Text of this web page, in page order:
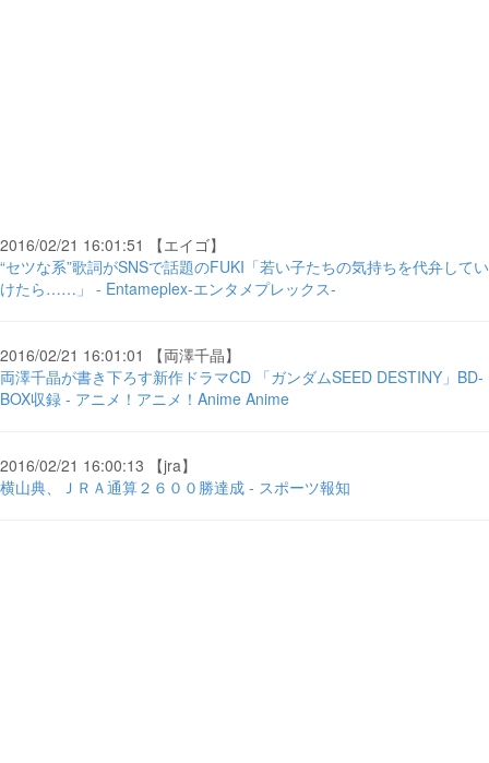
2016/02/21 16:01:51 【エイゴ】
“セツな系”歌詞がSNSで話題のFUKI「若い子たちの気持ちを代弁してい
けたら……」 - Entameplex-エンタメプレックス-
2016/02/21 16:01:01 【両澤千晶】
両澤千晶が書き下ろす新作ドラマCD 「ガンダムSEED DESTINY」BD-
BOX収録 - アニメ！アニメ！Anime Anime
2016/02/21 16:00:13 【jra】
横山典、ＪＲＡ通算２６００勝達成 - スポーツ報知